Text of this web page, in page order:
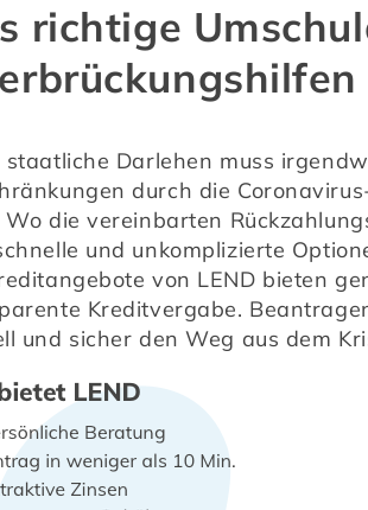
richtige
staatliche Darlehen muss
durch die
Wo die vereinbarten
und unkomplizierte
von LEND bieten
Kreditvergabe.
und sicher den Weg aus dem